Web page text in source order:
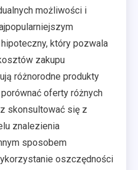
możliwości i
który pozwala
zakupu
różnorodne produkty
oferty różnych
skonsultować się z
znalezienia
sposobem
oszczędności